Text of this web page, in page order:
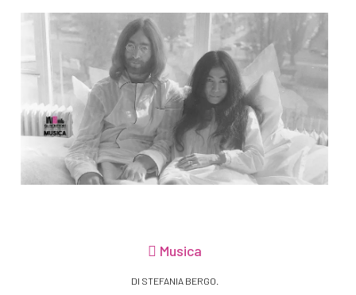
Musica
DI STEFANIA BERGO.